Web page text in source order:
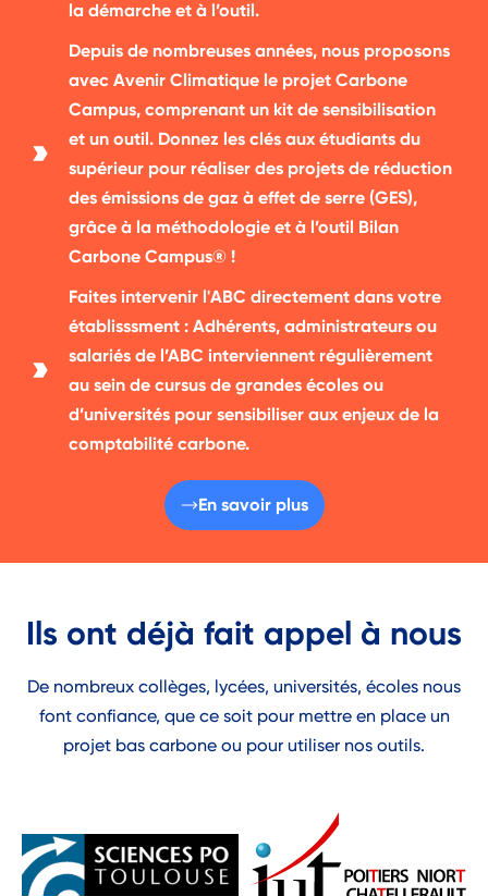
la démarche et à l’outil.
Depuis de nombreuses années, nous proposons
avec Avenir Climatique le projet Carbone
Campus, comprenant un kit de sensibilisation
et un outil. Donnez les clés aux étudiants du
supérieur pour réaliser des projets de réduction
des émissions de gaz à effet de serre (GES),
grâce à la méthodologie et à l’outil Bilan
Carbone Campus® !
Faites intervenir l'ABC directement dans votre
établisssment : Adhérents, administrateurs ou
salariés de l’ABC interviennent régulièrement
au sein de cursus de grandes écoles ou
d’universités pour sensibiliser aux enjeux de la
comptabilité carbone.
En savoir plus
Ils ont déjà fait appel à nous
De nombreux collèges, lycées, universités, écoles nous
font confiance, que ce soit pour mettre en place un
projet bas carbone ou pour utiliser nos outils.